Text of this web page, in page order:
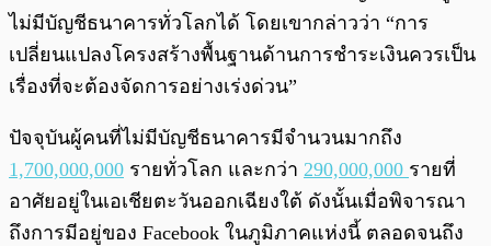
ไม่มีบัญชีธนาคารทั่วโลกได้ โดยเขากล่าวว่า “การ
เปลี่ยนแปลงโครงสร้างพื้นฐานด้านการชำระเงินควรเป็น
เรื่องที่จะต้องจัดการอย่างเร่งด่วน”
ปัจจุบันผู้คนที่ไม่มีบัญชีธนาคารมีจำนวนมากถึง
1,700,000,000 รายทั่วโลก และกว่า 290,000,000 รายที่
อาศัยอยู่ในเอเชียตะวันออกเฉียงใต้ ดังนั้นเมื่อพิจารณา
ถึงการมีอยู่ของ Facebook ในภูมิภาคแห่งนี้ ตลอดจนถึง